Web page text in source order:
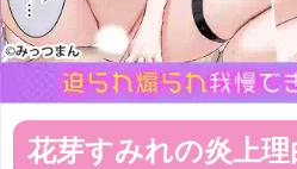
花芽すみれの炎上